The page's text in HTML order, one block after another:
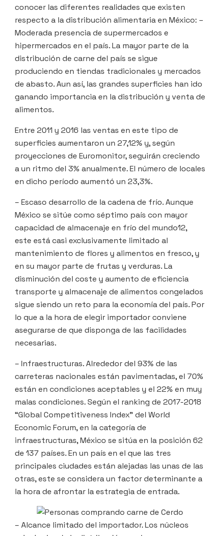
conocer las diferentes realidades que existen
respecto a la distribución alimentaria en México: –
Moderada presencia de supermercados e
hipermercados en el país. La mayor parte de la
distribución de carne del país se sigue
produciendo en tiendas tradicionales y mercados
de abasto. Aun así, las grandes superficies han ido
ganando importancia en la distribución y venta de
alimentos.
Entre 2011 y 2016 las ventas en este tipo de
superficies aumentaron un 27,12% y, según
proyecciones de Euromonitor, seguirán creciendo
a un ritmo del 3% anualmente. El número de locales
en dicho período aumentó un 23,3%.
– Escaso desarrollo de la cadena de frío. Aunque
México se sitúe como séptimo país con mayor
capacidad de almacenaje en frío del mundo12,
este está casi exclusivamente limitado al
mantenimiento de flores y alimentos en fresco, y
en su mayor parte de frutas y verduras. La
disminución del coste y aumento de eficiencia
transporte y almacenaje de alimentos congelados
sigue siendo un reto para la economía del país. Por
lo que a la hora de elegir importador conviene
asegurarse de que disponga de las facilidades
necesarias.
– Infraestructuras. Alrededor del 93% de las
carreteras nacionales están pavimentadas, el 70%
están en condiciones aceptables y el 22% en muy
malas condiciones. Según el ranking de 2017-2018
“Global Competitiveness Index” del World
Economic Forum, en la categoría de
infraestructuras, México se sitúa en la posición 62
de 137 países. En un país en el que las tres
principales ciudades están alejadas las unas de las
otras, este se considera un factor determinante a
la hora de afrontar la estrategia de entrada.
– Alcance limitado del importador. Los núcleos